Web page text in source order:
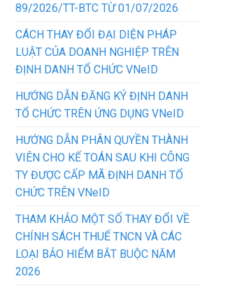
89/2026/TT-BTC TỪ 01/07/2026
CÁCH THAY ĐỔI ĐẠI DIỆN PHÁP
LUẬT CỦA DOANH NGHIỆP TRÊN
ĐỊNH DANH TỔ CHỨC VNeID
HƯỚNG DẪN ĐĂNG KÝ ĐỊNH DANH
TỔ CHỨC TRÊN ỨNG DỤNG VNeID
HƯỚNG DẪN PHÂN QUYỀN THÀNH
VIÊN CHO KẾ TOÁN SAU KHI CÔNG
TY ĐƯỢC CẤP MÃ ĐỊNH DANH TỔ
CHỨC TRÊN VNeID
THAM KHẢO MỘT SỐ THAY ĐỔI VỀ
CHÍNH SÁCH THUẾ TNCN VÀ CÁC
LOẠI BẢO HIỂM BẮT BUỘC NĂM
2026